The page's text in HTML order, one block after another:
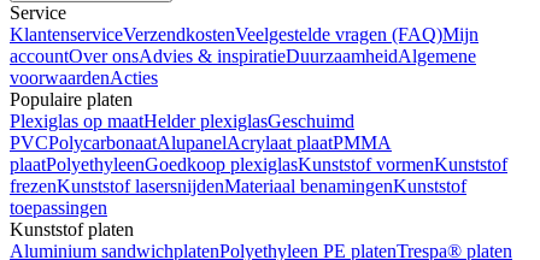
Service
KlantenserviceVerzendkostenVeelgestelde vragen (FAQ)Mijn
accountOver onsAdvies & inspiratieDuurzaamheidAlgemene
voorwaardenActies
Populaire platen
Plexiglas op maatHelder plexiglasGeschuimd
PVCPolycarbonaatAlupanelAcrylaat plaatPMMA
plaatPolyethyleenGoedkoop plexiglasKunststof vormenKunststof
frezenKunststof lasersnijdenMateriaal benamingenKunststof
toepassingen
Kunststof platen
Aluminium sandwichplatenPolyethyleen PE platenTrespa® platen